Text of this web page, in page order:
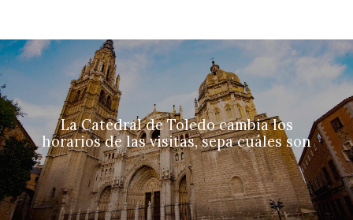
La Catedral de Toledo cambia los
horarios de las visitas, sepa cuáles son